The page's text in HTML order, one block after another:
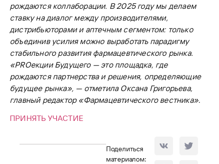
рождаются коллаборации. В 2025 году мы делаем
ставку на диалог между производителями,
дистрибьюторами и аптечным сегментом: только
объединив усилия можно выработать парадигму
стабильного развития фармацевтического рынка.
«PROекции Будущего — это площадка, где
рождаются партнерства и решения, определяющие
будущее рынка», — отметила Оксана Григорьева,
главный редактор «Фармацевтического вестника».
ПРИНЯТЬ УЧАСТИЕ
Поделиться
материалом: